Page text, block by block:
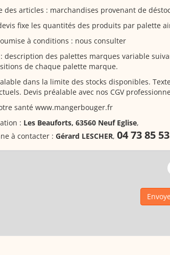
des articles : marchandises provenant de
fixe les quantités des produits par palette
à conditions : nous consulter
description des palettes marques variable
de chaque palette marque.
dans la limite des stocks disponibles.
Devis préalable avec nos CGV
santé www.mangerbouger.fr
: Les Beauforts, 63560 Neuf Eglise,
à contacter : Gérard LESCHER, 04 73 85